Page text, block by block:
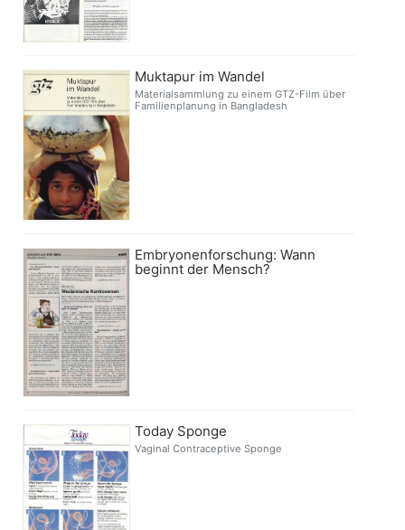
Muktapur im Wandel
Materialsammlung zu einem GTZ-Film über
Familienplanung in Bangladesh
Embryonenforschung: Wann
beginnt der Mensch?
Today Sponge
Vaginal Contraceptive Sponge